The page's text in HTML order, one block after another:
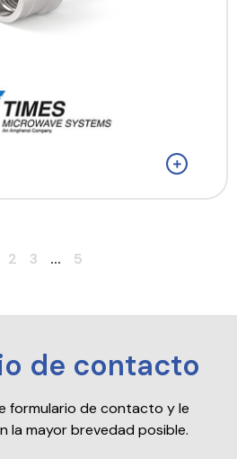
2 3 ... 5
de contacto
formulario de contacto y le
la mayor brevedad posible.